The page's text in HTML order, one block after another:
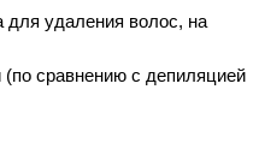
для удаления волос, на
сравнению с депиляцией